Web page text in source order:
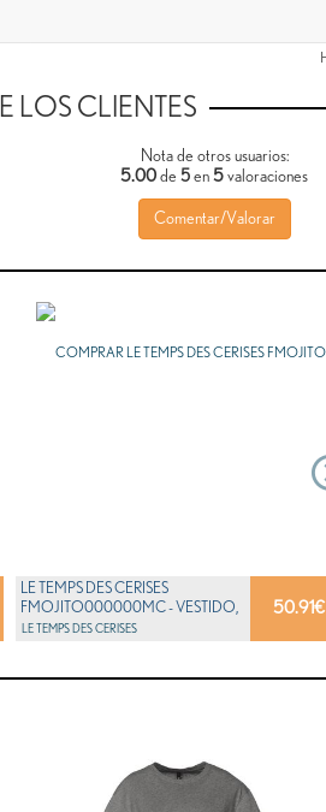
LOS CLIENTES
Nota de otros usuarios:
5.00 de 5 en 5 valoraciones
Comentar/Valorar
50.91€
LE TEMPS DES CERISES
FMOJITO000000MC - VESTIDO,
CON MANGA CO...
LE TEMPS DES CERISES